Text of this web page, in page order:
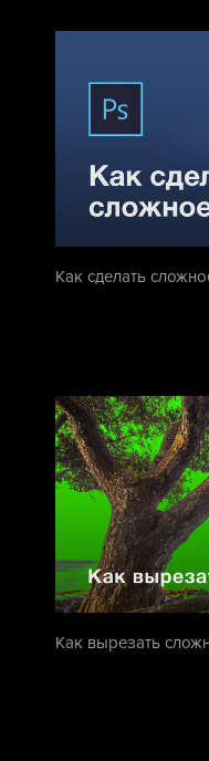
Как сделать
Как вырезать